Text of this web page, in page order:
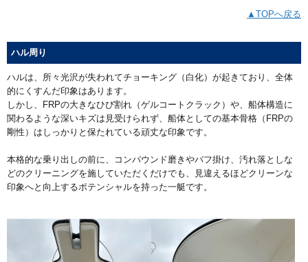
▲TOPへ戻る
ハル周り
ハルは、所々光沢が失われてチョーキング（白化）が起きており、全体
的にくすんだ印象はあります。
しかし、FRPの大きなひび割れ（ゲルコートクラック）や、船体構造に
関わるような深いキズは見受けられず、船体としての基本骨格（FRPの
剛性）はしっかりと保たれている頑丈な印象です。
本格的な乗り出しの前に、コンパウンド磨きやバフ掛け、汚れ落としな
どのクリーニングを施していただくだけでも、見違えるほどクリーンな
印象へと向上するポテンシャルを持った一艇です。